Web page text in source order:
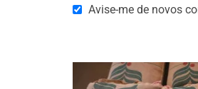
Avise-me de novos